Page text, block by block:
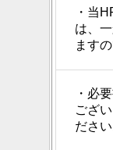
・当
は、
ます
・必
ござ
ださい